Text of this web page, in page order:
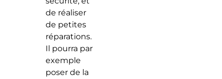
de réaliser
de petites
réparations.
Il pourra par
exemple
poser de la